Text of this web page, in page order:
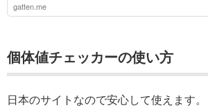
gatten.me
個体値チェッカーの使い方
日本のサイトなので安心して使えます。